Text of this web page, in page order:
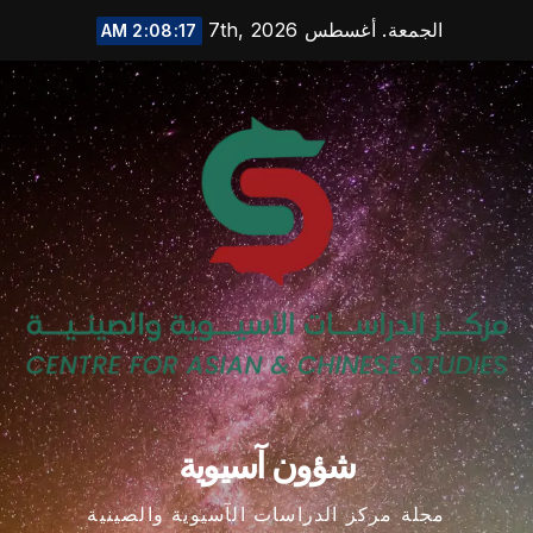
content
الجمعة. أغسطس 7th, 2026 2:08:18 AM
شؤون آسيوية
مجلة مركز الدراسات الآسيوية والصينية